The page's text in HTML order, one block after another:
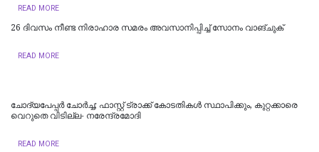
READ MORE
26 ദിവസം നീണ്ട നിരാഹാര സമരം അവസാനിപ്പിച്ച് സോനം വാങ്ചുക്
READ MORE
ചോദ്യപേപ്പർ ചോർച്ച; ഫാസ്റ്റ് ട്രാക്ക് കോടതികള്‍ സ്ഥാപിക്കും, കുറ്റക്കാരെ
വെറുതെ വിടില്ല- നരേന്ദ്രമോദി
READ MORE